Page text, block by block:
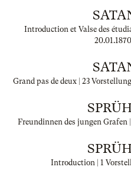
Introduction et Valse des
20.01.1870
Grand pas de deux | 23
Freundinnen des jungen Grafen
Introduction | 1